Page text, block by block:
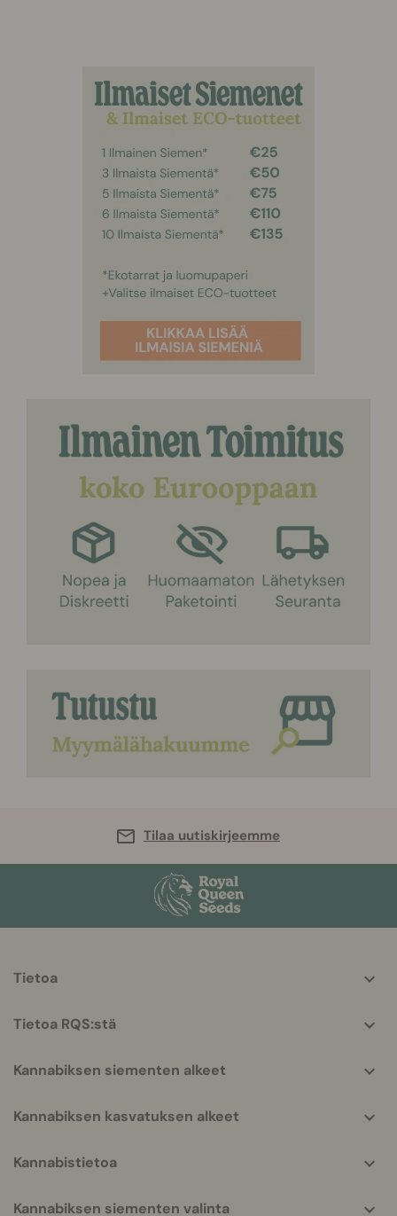
Tilaa uutiskirjeemme
helpful
Tietoa
Tietoa RQS:stä
Kannabiksen siementen alkeet
Kannabiksen kasvatuksen alkeet
Kannabistietoa
Kannabiksen siementen valinta